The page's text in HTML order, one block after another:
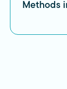
Methods